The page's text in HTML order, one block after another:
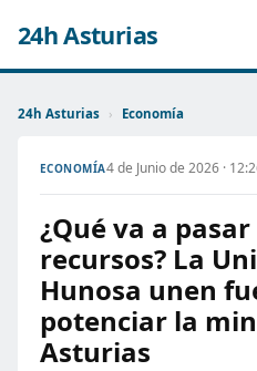
24h Asturias
24h Asturias › Economía
ECONOMÍA4 de Junio de 2026 ·
¿Qué va a
recursos? La
Hunosa unen
potenciar la
Asturias